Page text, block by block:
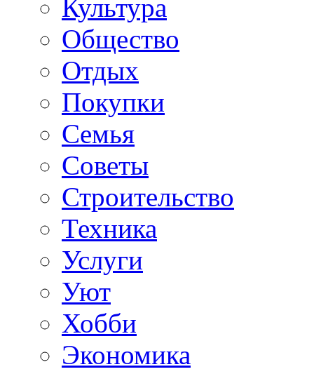
Культура
Общество
Отдых
Покупки
Семья
Советы
Строительство
Техника
Услуги
Уют
Хобби
Экономика